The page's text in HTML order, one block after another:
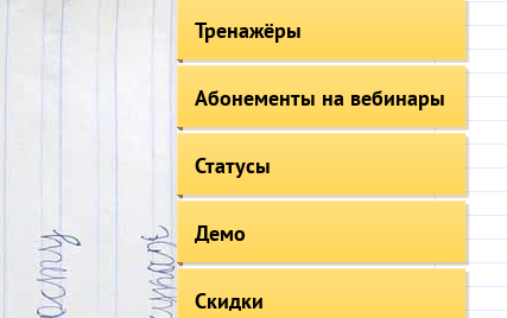
Тренажёры
Абонементы на вебинары
Статусы
Демо
Скидки